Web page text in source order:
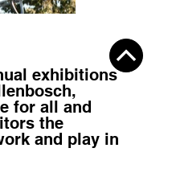
exhibitions
for all and
the
and playin